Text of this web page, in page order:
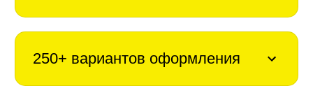
250+ вариантов оформления